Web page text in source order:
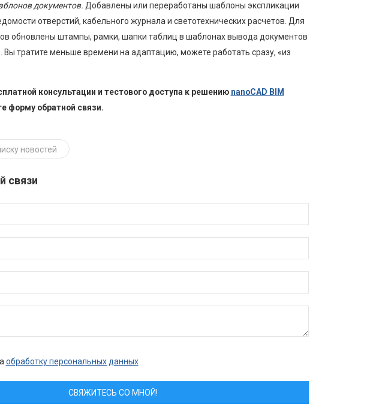
документов. Добавлены или переработаны шаблоны экспликации
отверстий, кабельного журнала и светотехнических расчетов. Для
обновлены штампы, рамки, шапки таблиц в шаблонах вывода документов
Вы тратите меньше времени на адаптацию, можете работать сразу, «из
консультации и тестового доступа к решению nanoCAD BIM
форму обратной связи.
новостей
связи
обработку персональных данных
СВЯЖИТЕСЬ СО МНОЙ!